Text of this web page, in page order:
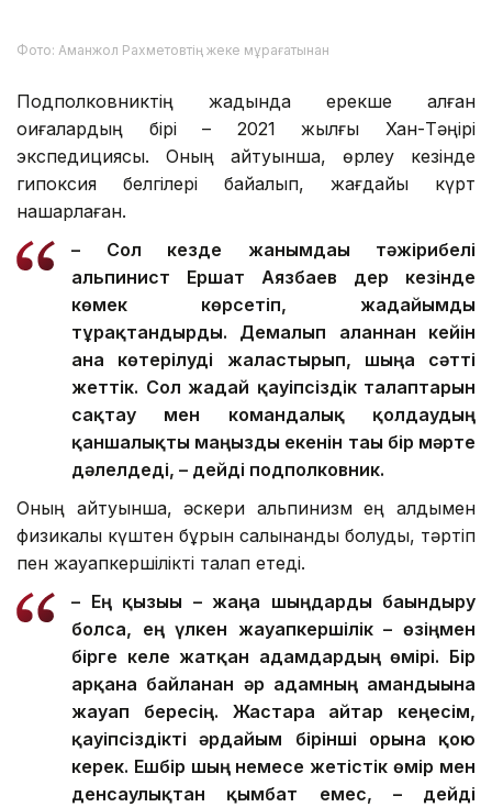
Фото: Аманжол Рахметовтің жеке мұрағатынан
Подполковниктің жадында ерекше қалған
оқиғалардың бірі – 2021 жылғы Хан-Тәңірі
экспедициясы. Оның айтуынша, өрлеу кезінде
гипоксия белгілері байқалып, жағдайы күрт
нашарлаған.
– Сол кезде жанымдағы тәжірибелі
альпинист Ершат Аязбаев дер кезінде
көмек көрсетіп, жағдайымды
тұрақтандырды. Демалып алғаннан кейін
ғана көтерілуді жалғастырып, шыңға сәтті
жеттік. Сол жағдай қауіпсіздік талаптарын
сақтау мен командалық қолдаудың
қаншалықты маңызды екенін тағы бір мәрте
дәлелдеді, – дейді подполковник.
Оның айтуынша, әскери альпинизм ең алдымен
физикалық күштен бұрын салқынқанды болуды, тәртіп
пен жауапкершілікті талап етеді.
– Ең қызығы – жаңа шыңдарды бағындыру
болса, ең үлкен жауапкершілік – өзіңмен
бірге келе жатқан адамдардың өмірі. Бір
арқанға байланған әр адамның амандығына
жауап бересің. Жастарға айтар кеңесім,
қауіпсіздікті әрдайым бірінші орынға қою
керек. Ешбір шың немесе жетістік өмір мен
денсаулықтан қымбат емес, – дейді